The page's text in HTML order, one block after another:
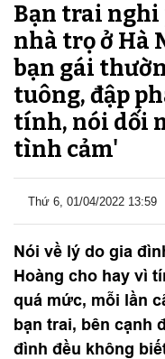
Bạn trai nghi
nhà trọ ở Hà
bạn gái
tuông, đập
tính, nói dối
tình cảm'
Thứ 6, 01/04/2022 13:59
Nói về lý do gia
Hoàng cho hay vì
quá mức, mỗi lần
bạn trai, bên cạnh
đình đều không